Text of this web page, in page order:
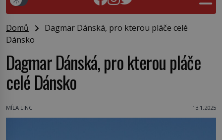
Domů
Dagmar Dánská, pro kterou pláče celé
Dánsko
Dagmar Dánská, pro kterou pláče
celé Dánsko
MÍLA LINC 13.1.2025